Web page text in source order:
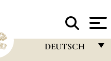
DEUTSCH